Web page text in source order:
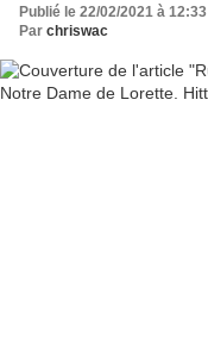
Publié le 22/02/2021 à 12:33
Par chriswac